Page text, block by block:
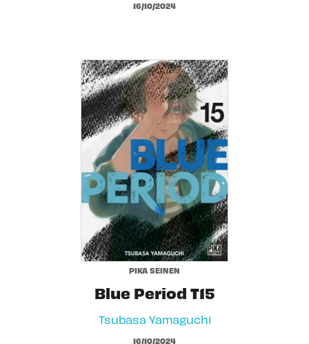
16/10/2024
PIKA SEINEN
Blue Period T15
Tsubasa Yamaguchi
16/10/2024